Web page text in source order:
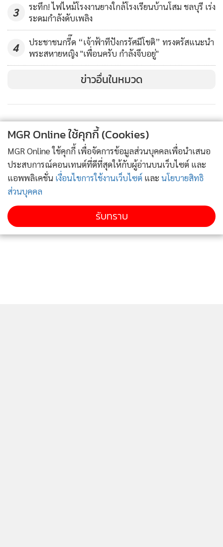
3
ระทึก! ไฟไหม้โรงงานยางใกล้โรงเรียนบ้านโสม ชลบุรี เร่ง
ระดมกำลังดับเพลิง
4
ประชาชนกรี๊ด “เจ้าฟ้าทีปังกรรัศมีโชติ” ทรงตรัสแนะนำ
พระสหายหญิง "เพื่อนครับ กำลังจีบอยู่"
ข่าวอื่นในหมวด
MGR Online ใช้คุกกี้ (Cookies)
MGR Online ใช้คุกกี้ เพื่อจัดการข้อมูลส่วนบุคคลเพื่อนำเสนอ
ประสบการณ์คอนเทนต์ที่ดีที่สุดให้กับผู้อ่านบนเว็บไซต์ และ
แอพพลิเคชั่น เงื่อนไขการใช้งานเว็บไซต์ และ นโยบายสิทธิ
ส่วนบุคคล
รับทราบ